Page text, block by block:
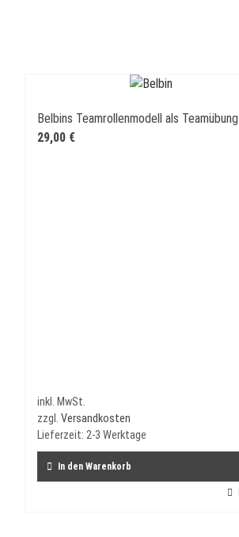
Belbins Teamrollenmodell als Teamübung
29,00 €
inkl. MwSt.
zzgl. Versandkosten
Lieferzeit: 2-3 Werktage
In den Warenkorb